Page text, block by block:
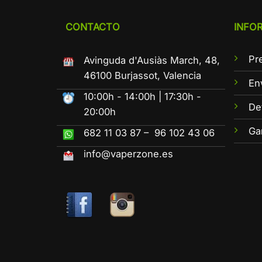
CONTACTO
Avinguda d'Ausiàs March, 48,
46100 Burjassot, Valencia
10:00h - 14:00h | 17:30h -
20:00h
682 11 03 87 – 96 102 43 06
info@vaperzone.es